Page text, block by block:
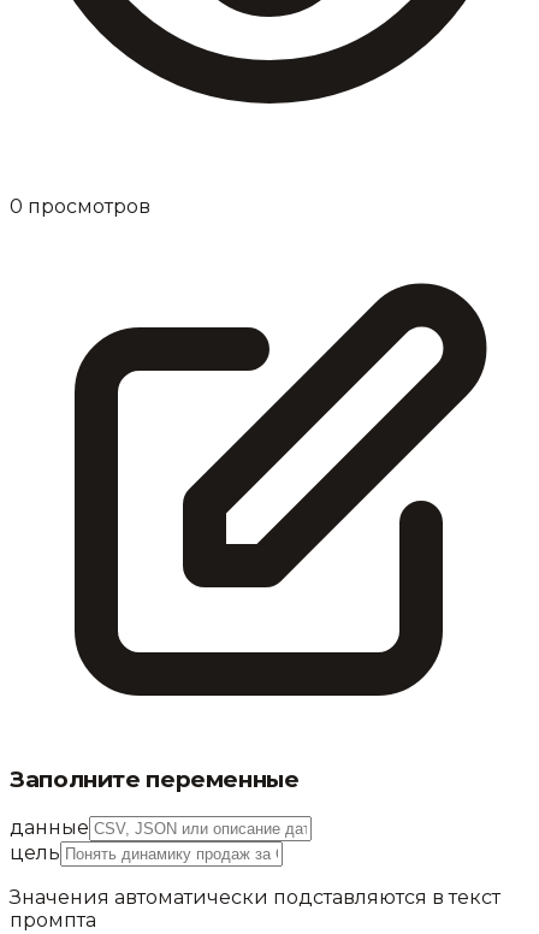
0 просмотров
Заполните переменные
данные
цель
Значения автоматически подставляются в текст
промпта